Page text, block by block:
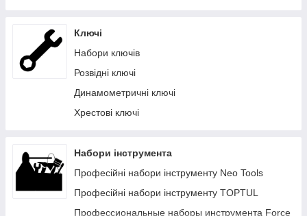
Ключі
Набори ключів
Розвідні ключі
Динамометричні ключі
Хрестові ключі
Набори інструмента
Професійні набори інструменту Neo Tools
Професійні набори інструменту TOPTUL
Профессиональные наборы инструмента Force